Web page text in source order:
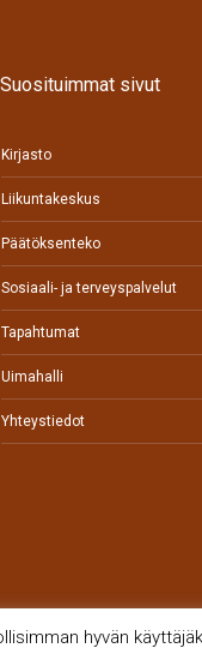
Suosituimmat sivut
Kirjasto
Liikuntakeskus
Päätöksenteko
Sosiaali- ja terveyspalvelut
Tapahtumat
Uimahalli
Yhteystiedot
hyvän